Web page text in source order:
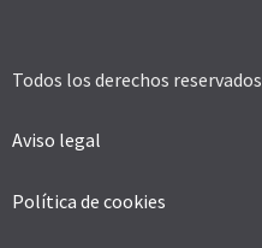
Todos los derechos reservados
Aviso legal
Política de cookies